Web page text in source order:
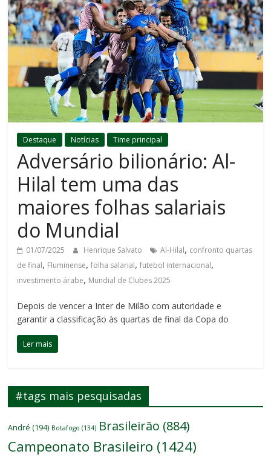
Destaque Notícias Time principal
Adversário bilionário: Al-
Hilal tem uma das
maiores folhas salariais
do Mundial
01/07/2025 Henrique Salvato Al-Hilal, confronto quartas
de final, Fluminense,folha salarial,futebol internacional,
investimento árabe, Mundial de Clubes 2025
Depois de vencer a Inter de Milão com autoridade e
garantir a classificação às quartas de final da Copa do
Ler mais
#tags mais pesquisadas
André (194) Botafogo (134) Brasileirão (884)
Campeonato Brasileiro (1424)